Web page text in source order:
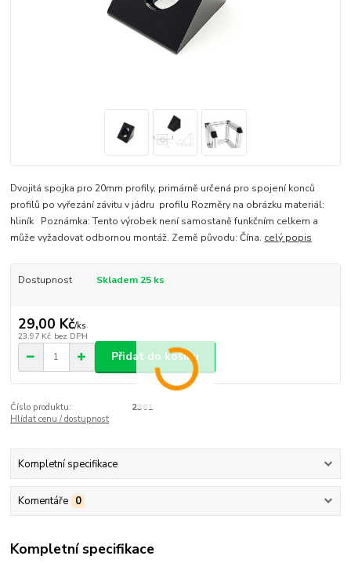
Dvojitá spojka pro 20mm profily, primárně určená pro spojení konců
profilů po vyřezání závitu v jádru profilu Rozměry na obrázku materiál:
hliník Poznámka: Tento výrobek není samostaně funkčním celkem a
může vyžadovat odbornou montáž. Země původu: Čína. celý popis
Dostupnost Skladem 25 ks
29,00 Kč/ks
23,97 Kč bez DPH
Přidat do košíku
Číslo produktu:
2361
Hlídat cenu / dostupnost
Kompletní specifikace
Komentáře 0
Kompletní specifikace